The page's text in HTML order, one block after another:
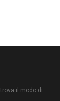
il modo di